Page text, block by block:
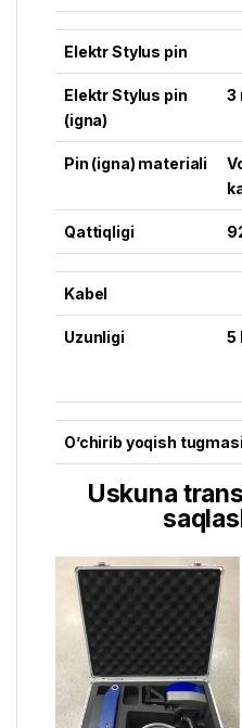
Elektr Stylus pin
Elektr Stylus pin
(igna)
3
Pin (igna) materiali
Qattiqligi
Kabel
Uzunligi 5
O’chirib yoqish tugmasi
Uskuna